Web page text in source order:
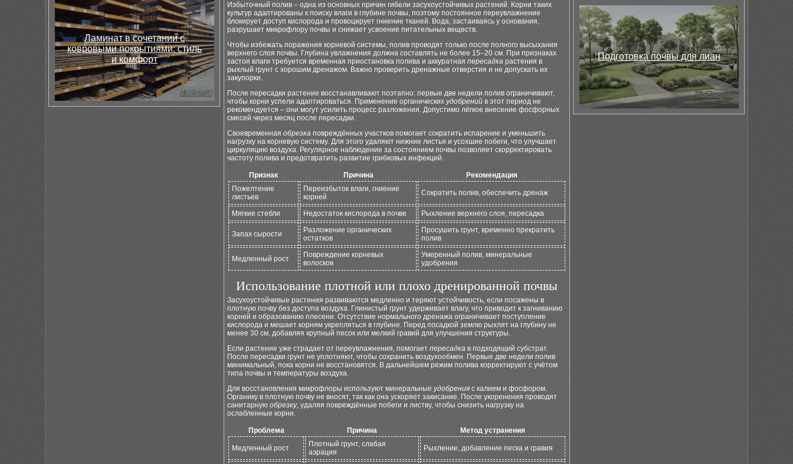
Ламинат в сочетании с
ковровыми покрытиями: стиль
и комфорт
Избыточный полив – одна из основных причин гибели засухоустойчивых растений. Корни таких
культур адаптированы к поиску влаги в глубине почвы, поэтому постоянное переувлажнение
блокирует доступ кислорода и провоцирует гниение тканей. Вода, застаиваясь у основания,
разрушает микрофлору почвы и снижает усвоение питательных веществ.
Чтобы избежать поражения корневой системы, полив проводят только после полного высыхания
верхнего слоя почвы. Глубина увлажнения должна составлять не более 15–20 см. При признаках
застоя влаги требуется временная приостановка полива и аккуратная пересадка растения в
рыхлый грунт с хорошим дренажом. Важно проверить дренажные отверстия и не допускать их
закупорки.
После пересадки растение восстанавливают поэтапно: первые две недели полив ограничивают,
чтобы корни успели адаптироваться. Применение органических удобрений в этот период не
рекомендуется – они могут усилить процесс разложения. Допустимо лёгкое внесение фосфорных
смесей через месяц после пересадки.
Своевременная обрезка повреждённых участков помогает сократить испарение и уменьшить
нагрузку на корневую систему. Для этого удаляют нижние листья и усохшие побеги, что улучшает
циркуляцию воздуха. Регулярное наблюдение за состоянием почвы позволяет скорректировать
частоту полива и предотвратить развитие грибковых инфекций.
Признак Причина
Рекомендация
Пожелтение
листьев
Переизбыток влаги, гниение
корней
Сократить полив, обеспечить дренаж
Мягкие стебли Недостаток кислорода в почве Рыхление верхнего слоя, пересадка
Запах сырости
Разложение органических
остатков
Просушить грунт, временно прекратить
полив
Медленный рост
Повреждение корневых
волосков
Умеренный полив, минеральные
удобрения
Использование плотной или плохо дренированной почвы
Засухоустойчивые растения развиваются медленно и теряют устойчивость, если посажены в
плотную почву без доступа воздуха. Глинистый грунт удерживает влагу, что приводит к загниванию
корней и образованию плесени. Отсутствие нормального дренажа ограничивает поступление
кислорода и мешает корням укрепляться в глубине. Перед посадкой землю рыхлят на глубину не
менее 30 см, добавляя крупный песок или мелкий гравий для улучшения структуры.
Если растение уже страдает от переувлажнения, помогает пересадка в подходящий субстрат.
После пересадки грунт не уплотняют, чтобы сохранить воздухообмен. Первые две недели полив
минимальный, пока корни не восстановятся. В дальнейшем режим полива корректируют с учётом
типа почвы и температуры воздуха.
Для восстановления микрофлоры используют минеральные удобрения с калием и фосфором.
Органику в плотную почву не вносят, так как она ускоряет закисание. После укоренения проводят
санитарную обрезку, удаляя повреждённые побеги и листву, чтобы снизить нагрузку на
ослабленные корни.
Проблема Причина Метод устранения
Медленный рост
Плотный грунт, слабая
аэрация
Рыхление, добавление песка и гравия
Подготовка почвы для лиан